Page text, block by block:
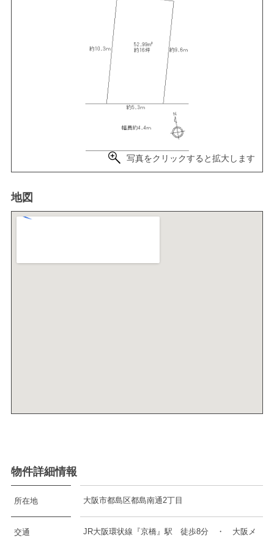
写真をクリックすると拡大します
地図
物件詳細情報
所在地 大阪市都島区都島南通2丁目
交通
JR大阪環状線『京橋』駅 徒歩8分 ・ 大阪メ